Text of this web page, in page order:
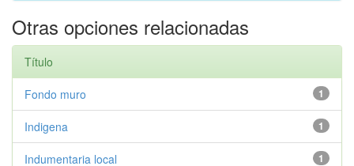
Otras opciones relacionadas
Título
1
Fondo muro
1
Indigena
1
Indumentaria local